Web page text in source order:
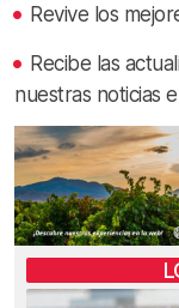
Revive los
Recibe las
nuestras noticias